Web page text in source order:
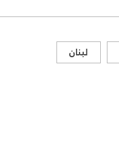
لبنان